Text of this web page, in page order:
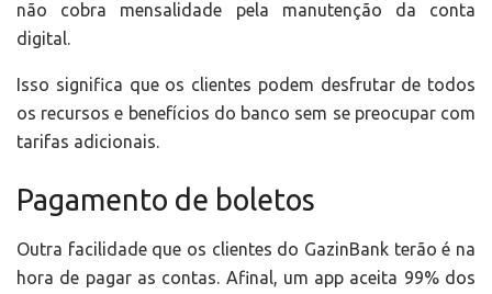
não cobra mensalidade pela manutenção da conta
digital.
Isso significa que os clientes podem desfrutar de todos
os recursos e benefícios do banco sem se preocupar com
tarifas adicionais.
Pagamento de boletos
Outra facilidade que os clientes do GazinBank terão é na
hora de pagar as contas. Afinal, um app aceita 99% dos